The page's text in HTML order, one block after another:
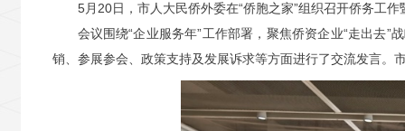
5月20日，市人大民侨外委在“侨胞之家”组织召开侨务工
会议围绕“企业服务年”工作部署，聚焦侨资企业“走出去
销、参展参会、政策支持及发展诉求等方面进行了交流发言。